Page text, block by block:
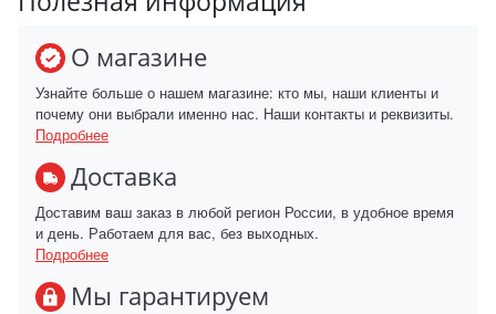
О магазине
Узнайте больше о нашем магазине: кто мы, наши клиенты и
почему они выбрали именно нас. Наши контакты и реквизиты.
Подробнее
Доставка
Доставим ваш заказ в любой регион России, в удобное время
и день. Работаем для вас, без выходных.
Подробнее
Мы гарантируем